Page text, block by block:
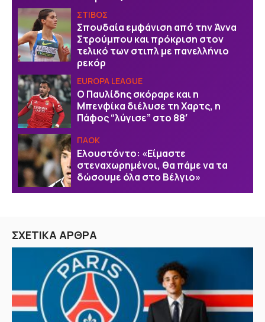
ΣΤΙΒΟΣ
Σπουδαία εμφάνιση από την Άννα
Στρούμπου και πρόκριση στον
τελικό των στιπλ με πανελλήνιο
ρεκόρ
EUROPA LEAGUE
Ο Παυλίδης σκόραρε και η
Μπενφίκα διέλυσε τη Χαρτς, η
Πάφος “λύγισε” στο 88′
ΠΑΟΚ
Ελουστόντο: «Είμαστε
στεναχωρημένοι, θα πάμε να τα
δώσουμε όλα στο Βέλγιο»
ΣΧΕΤΙΚΑ ΑΡΘΡΑ